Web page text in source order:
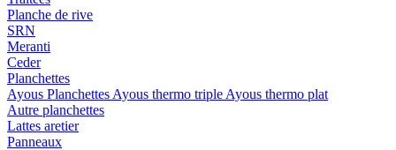
Planche de rive
SRN
Meranti
Ceder
Planchettes
Ayous Planchettes Ayous thermo triple Ayous thermo plat
Autre planchettes
Lattes aretier
Panneaux